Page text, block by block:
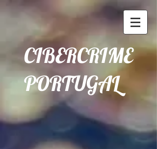
CIBERCRIME
PORTUGAL